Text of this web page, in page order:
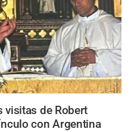
visitas de Robert
con Argentina